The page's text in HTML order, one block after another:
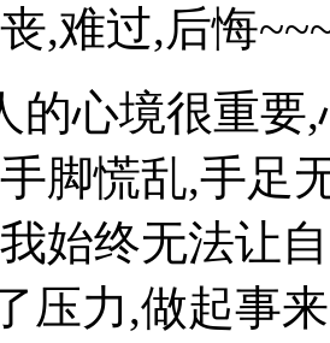
,难过,后悔
心境很重要,
脚慌乱,手足
始终无法让
压力,做起事